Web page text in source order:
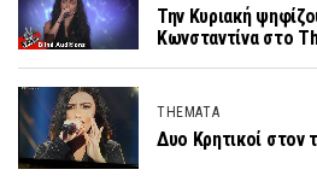
Την Κυριακή
Κωνσταντίνα στο
THEMATA
Δυο Κρητικοί στον